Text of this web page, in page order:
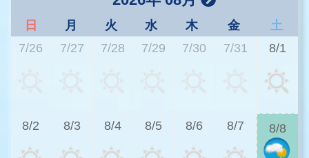
日 月 火 水 木 金
土
7/26
7/27 7/28 7/29 7/30 7/31 8/1
8/2 8/3 8/4 8/5 8/6 8/7 8/8